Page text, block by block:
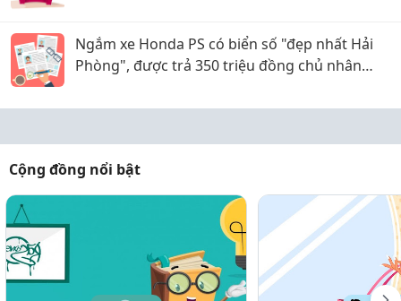
Ngắm xe Honda PS có biển số "đẹp nhất Hải
Phòng", được trả 350 triệu đồng chủ nhân
Cộng đồng nổi bật